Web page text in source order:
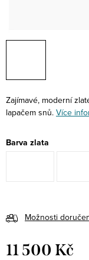
Zajímavé, moderní
lapačem snů. Více
Barva zlata
Možnosti
11 500 Kč